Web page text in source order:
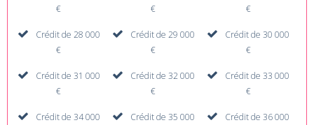
€
€
€
Crédit de 28 000
€
Crédit de 29 000
€
Crédit de 30 000
€
Crédit de 31 000
€
Crédit de 32 000
€
Crédit de 33 000
€
Crédit de 34 000
Crédit de 35 000
Crédit de 36 000